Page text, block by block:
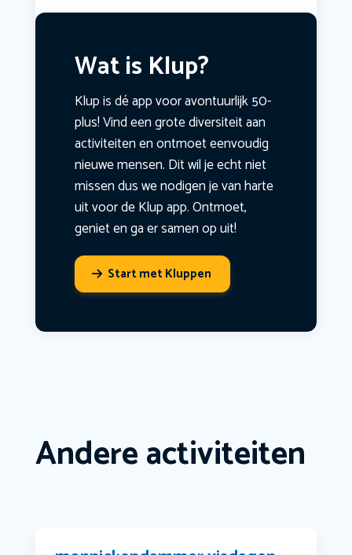
Wat is Klup?
Klup is dé app voor avontuurlijk 50-
plus! Vind een grote diversiteit aan
activiteiten en ontmoet eenvoudig
nieuwe mensen. Dit wil je echt niet
missen dus we nodigen je van harte
uit voor de Klup app. Ontmoet,
geniet en ga er samen op uit!
Start met Kluppen
Andere activiteiten